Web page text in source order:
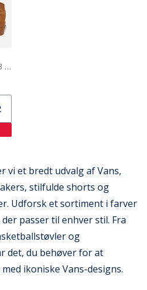
Vans LX Half Cab Reissue 33 Træningssko Ginger
vi et bredt udvalg af Vans,
stilfulde shorts og
Udforsk et sortiment i farver
passer til enhver stil. Fra
og
det, du behøver for at
ikoniske Vans-designs.